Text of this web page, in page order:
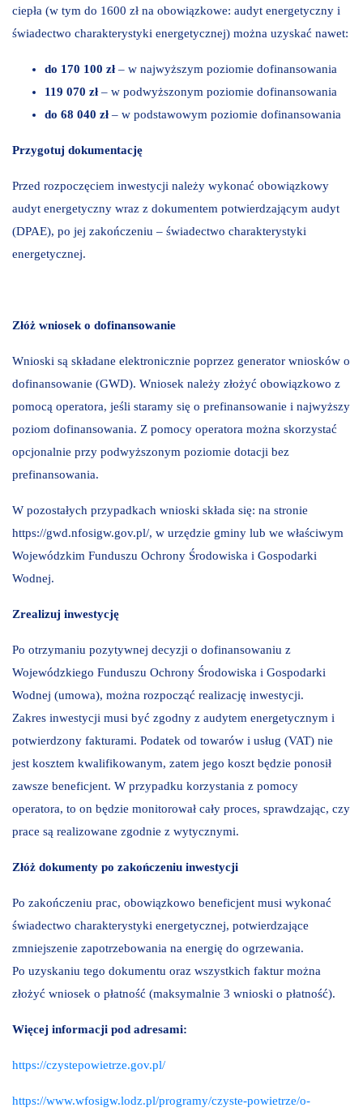
ciepła (w tym do 1600 zł na obowiązkowe: audyt energetyczny i
świadectwo charakterystyki energetycznej) można uzyskać nawet:
do 170 100 zł – w najwyższym poziomie dofinansowania
119 070 zł – w podwyższonym poziomie dofinansowania
do 68 040 zł – w podstawowym poziomie dofinansowania
Przygotuj dokumentację
Przed rozpoczęciem inwestycji należy wykonać obowiązkowy
audyt energetyczny wraz z dokumentem potwierdzającym audyt
(DPAE), po jej zakończeniu – świadectwo charakterystyki
energetycznej.
Złóż wniosek o dofinansowanie
Wnioski są składane elektronicznie poprzez generator wniosków o
dofinansowanie (GWD). Wniosek należy złożyć obowiązkowo z
pomocą operatora, jeśli staramy się o prefinansowanie i najwyższy
poziom dofinansowania. Z pomocy operatora można skorzystać
opcjonalnie przy podwyższonym poziomie dotacji bez
prefinansowania.
W pozostałych przypadkach wnioski składa się: na stronie
https://gwd.nfosigw.gov.pl/, w urzędzie gminy lub we właściwym
Wojewódzkim Funduszu Ochrony Środowiska i Gospodarki
Wodnej.
Zrealizuj inwestycję
Po otrzymaniu pozytywnej decyzji o dofinansowaniu z
Wojewódzkiego Funduszu Ochrony Środowiska i Gospodarki
Wodnej (umowa), można rozpocząć realizację inwestycji.
Zakres inwestycji musi być zgodny z audytem energetycznym i
potwierdzony fakturami. Podatek od towarów i usług (VAT) nie
jest kosztem kwalifikowanym, zatem jego koszt będzie ponosił
zawsze beneficjent. W przypadku korzystania z pomocy
operatora, to on będzie monitorował cały proces, sprawdzając, czy
prace są realizowane zgodnie z wytycznymi.
Złóż dokumenty po zakończeniu inwestycji
Po zakończeniu prac, obowiązkowo beneficjent musi wykonać
świadectwo charakterystyki energetycznej, potwierdzające
zmniejszenie zapotrzebowania na energię do ogrzewania.
Po uzyskaniu tego dokumentu oraz wszystkich faktur można
złożyć wniosek o płatność (maksymalnie 3 wnioski o płatność).
Więcej informacji pod adresami:
https://czystepowietrze.gov.pl/
https://www.wfosigw.lodz.pl/programy/czyste-powietrze/o-